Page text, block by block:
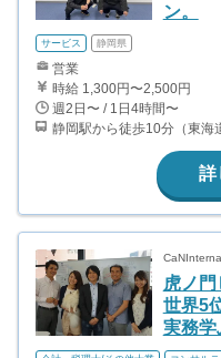
ン。
サービス 静岡県
営業
時給 1,300円〜2,500円
週2日〜 / 1日4時間〜
静岡駅から徒歩10分（東海
詳
虎ノ門
世界5
実務学